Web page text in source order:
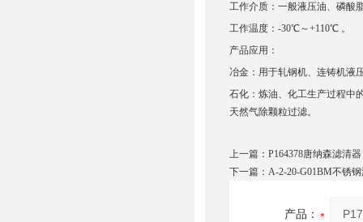
工作介质：一般液压油、磷酸
工作温度：-30℃～+110℃ 。
产品应用：
冶金：用于轧钢机、连铸机液
石化：炼油、化工生产过程中
天然气除颗粒过滤。
上一篇： P164378唐纳森滤清器
下一篇： A-2-20-G01BM不锈
产品：